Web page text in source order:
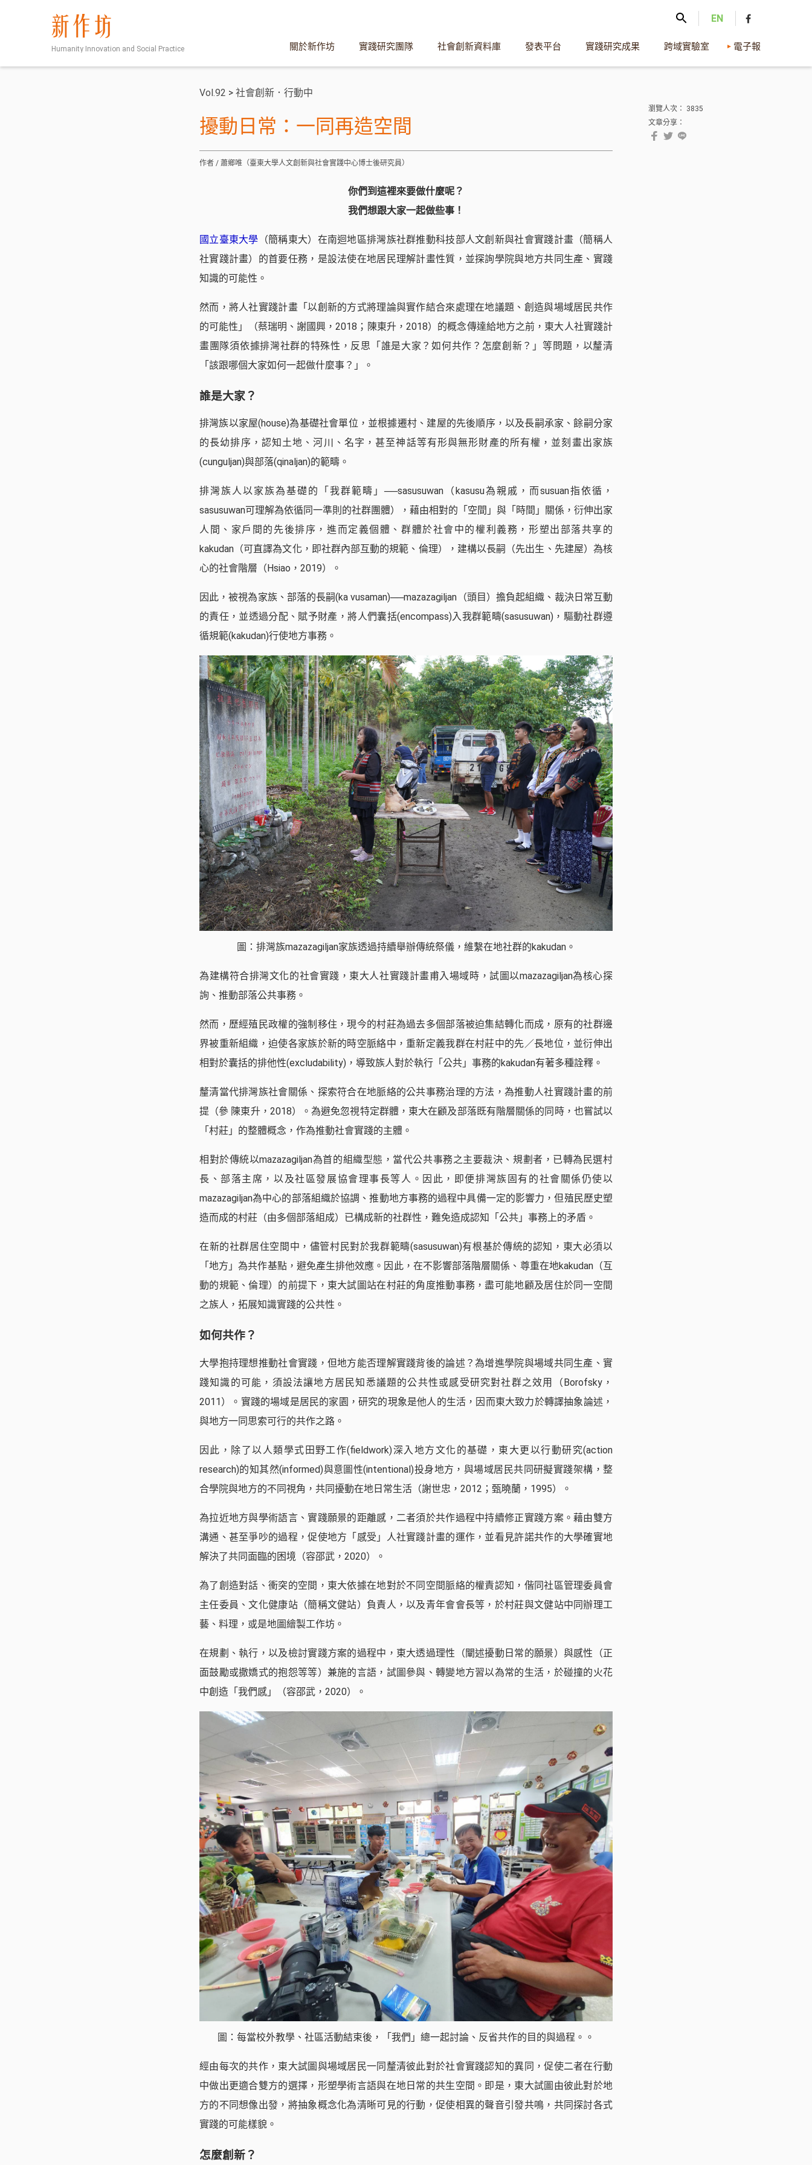
Humanity Innovation and Social Practice 關於新作坊 實踐研究團隊 社會創新資料庫 發表平台 實踐研究成果 跨域實驗室 電子報
EN
瀏覽人次： 3835
文章分享：
Vol.92 > 社會創新．行動中
擾動日常：一同再造空間
作者 / 蕭鄉唯（臺東大學人文創新與社會實踐中心博士後研究員）
你們到這裡來要做什麼呢？
我們想跟大家一起做些事！
國立臺東大學 （簡稱東大）在南迴地區排灣族社群推動科技部人文創新與社會實踐計畫（簡稱人
社實踐計畫）的首要任務，是設法使在地居民理解計畫性質，並探詢學院與地方共同生產、實踐
知識的可能性。
然而，將人社實踐計畫「以創新的方式將理論與實作結合來處理在地議題、創造與場域居民共作
的可能性」（蔡瑞明、謝國興，2018；陳東升，2018）的概念傳達給地方之前，東大人社實踐計
畫團隊須依據排灣社群的特殊性，反思「誰是大家？如何共作？怎麼創新？」等問題，以釐清
「該跟哪個大家如何一起做什麼事？」。
誰是大家？
排灣族以家屋(house)為基礎社會單位，並根據遷村、建屋的先後順序，以及長嗣承家、餘嗣分家
的長幼排序，認知土地、河川、名字，甚至神話等有形與無形財產的所有權，並刻畫出家族
(cunguljan)與部落(qinaljan)的範疇。
排灣族人以家族為基礎的「我群範疇」──sasusuwan（kasusu為親戚，而susuan指依循，
sasusuwan可理解為依循同一準則的社群團體），藉由相對的「空間」與「時間」關係，衍伸出家
人間、家戶間的先後排序，進而定義個體、群體於社會中的權利義務，形塑出部落共享的
kakudan（可直譯為文化，即社群內部互動的規範、倫理），建構以長嗣（先出生、先建屋）為核
心的社會階層（Hsiao，2019）。
因此，被視為家族、部落的長嗣(ka vusaman)──mazazagiljan（頭目）擔負起組織、裁決日常互動
的責任，並透過分配、賦予財產，將人們囊括(encompass)入我群範疇(sasusuwan)，驅動社群遵
循規範(kakudan)行使地方事務。
圖：排灣族mazazagiljan家族透過持續舉辦傳統祭儀，維繫在地社群的kakudan。
為建構符合排灣文化的社會實踐，東大人社實踐計畫甫入場域時，試圖以mazazagiljan為核心探
詢、推動部落公共事務。
然而，歷經殖民政權的強制移住，現今的村莊為過去多個部落被迫集結轉化而成，原有的社群邊
界被重新組織，迫使各家族於新的時空脈絡中，重新定義我群在村莊中的先／長地位，並衍伸出
相對於囊括的排他性(excludability)，導致族人對於執行「公共」事務的kakudan有著多種詮釋。
釐清當代排灣族社會關係、探索符合在地脈絡的公共事務治理的方法，為推動人社實踐計畫的前
提（參 陳東升，2018）。為避免忽視特定群體，東大在顧及部落既有階層關係的同時，也嘗試以
「村莊」的整體概念，作為推動社會實踐的主體。
相對於傳統以mazazagiljan為首的組織型態，當代公共事務之主要裁決、規劃者，已轉為民選村
長、部落主席，以及社區發展協會理事長等人。因此，即便排灣族固有的社會關係仍使以
mazazagiljan為中心的部落組織於協調、推動地方事務的過程中具備一定的影響力，但殖民歷史塑
造而成的村莊（由多個部落組成）已構成新的社群性，難免造成認知「公共」事務上的矛盾。
在新的社群居住空間中，儘管村民對於我群範疇(sasusuwan)有根基於傳統的認知，東大必須以
「地方」為共作基點，避免產生排他效應。因此，在不影響部落階層關係、尊重在地kakudan（互
動的規範、倫理）的前提下，東大試圖站在村莊的角度推動事務，盡可能地顧及居住於同一空間
之族人，拓展知識實踐的公共性。
如何共作？
大學抱持理想推動社會實踐，但地方能否理解實踐背後的論述？為增進學院與場域共同生產、實
踐知識的可能，須設法讓地方居民知悉議題的公共性或感受研究對社群之效用（Borofsky，
2011）。實踐的場域是居民的家園，研究的現象是他人的生活，因而東大致力於轉譯抽象論述，
與地方一同思索可行的共作之路。
因此，除了以人類學式田野工作(fieldwork)深入地方文化的基礎，東大更以行動研究(action
research)的知其然(informed)與意圖性(intentional)投身地方，與場域居民共同研擬實踐架構，整
合學院與地方的不同視角，共同擾動在地日常生活（謝世忠，2012；甄曉蘭，1995）。
為拉近地方與學術語言、實踐願景的距離感，二者須於共作過程中持續修正實踐方案。藉由雙方
溝通、甚至爭吵的過程，促使地方「感受」人社實踐計畫的運作，並看見許諾共作的大學確實地
解決了共同面臨的困境（容邵武，2020）。
為了創造對話、衝突的空間，東大依據在地對於不同空間脈絡的權責認知，偕同社區管理委員會
主任委員、文化健康站（簡稱文健站）負責人，以及青年會會長等，於村莊與文健站中同辦理工
藝、料理，或是地圖繪製工作坊。
在規劃、執行，以及檢討實踐方案的過程中，東大透過理性（闡述擾動日常的願景）與感性（正
面鼓勵或撒嬌式的抱怨等等）兼施的言語，試圖參與、轉變地方習以為常的生活，於碰撞的火花
中創造「我們感」（容邵武，2020）。
圖：每當校外教學、社區活動結束後，「我們」總一起討論、反省共作的目的與過程。。
經由每次的共作，東大試圖與場域居民一同釐清彼此對於社會實踐認知的異同，促使二者在行動
中做出更適合雙方的選擇，形塑學術言語與在地日常的共生空間。即是，東大試圖由彼此對於地
方的不同想像出發，將抽象概念化為清晰可見的行動，促使相異的聲音引發共鳴，共同探討各式
實踐的可能樣貌。
怎麼創新？